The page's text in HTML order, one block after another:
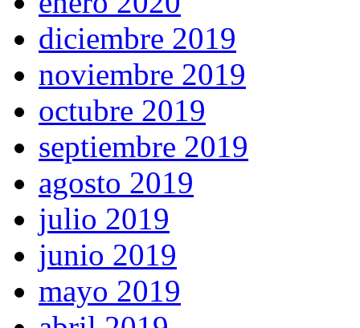
diciembre 2019
noviembre 2019
octubre 2019
septiembre 2019
agosto 2019
julio 2019
junio 2019
mayo 2019